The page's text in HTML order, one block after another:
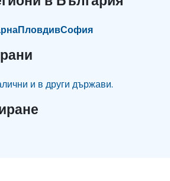
ПловдивСофия
и в други държави.